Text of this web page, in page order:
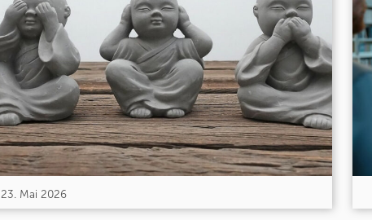
23. Mai 2026